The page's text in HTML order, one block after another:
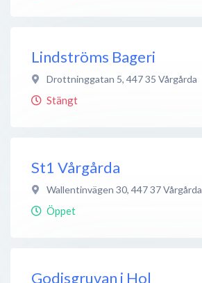
Lindströms Bageri
Drottninggatan 5, 447 35 Vårgårda
Stängt
St1 Vårgårda
Wallentinvägen 30, 447 37Vårgårda
Öppet
Godisgruvan i Hol